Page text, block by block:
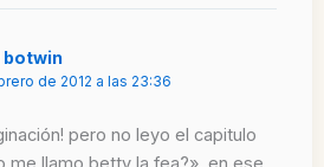
botwin
de 2012 a las 23:36
pero no leyo el capitulo